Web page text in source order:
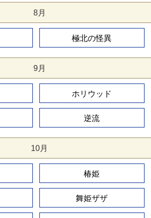
8月
極北の怪異
9月
ホリウッド
逆流
10月
椿姫
舞姫ザザ